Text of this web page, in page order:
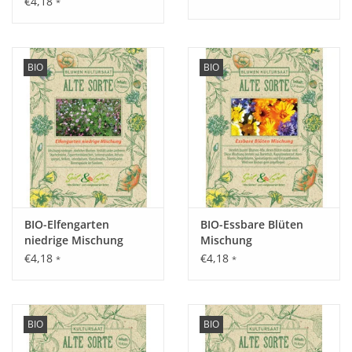
Geschmack.
Aussaat:
Im Mai direkt ins Freiland.
Keimung:
Ab 3°C nach 21 - 27 Tagen.
35 cm, besonders während der Keimung und als Jungpflanze
unkrautfrei halten und den Boden regelmäßig auflockern.
BIO
BIO-Elfengarten
niedrige Mischung
€4,18 *
BIO
BIO-Essbare Blüten
Mischung
€4,18 *
BIO BIO